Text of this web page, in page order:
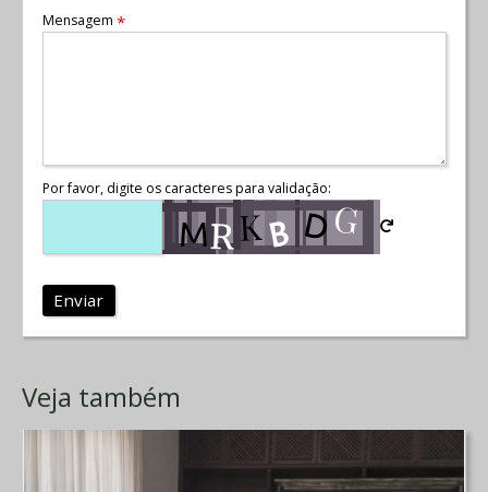
Mensagem *
Por favor, digite os caracteres para validação:
Enviar
Veja também